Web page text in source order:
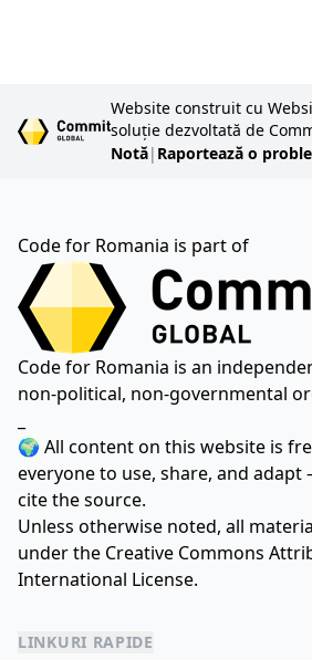
Website construit cu
soluție dezvoltată de
Notă| Raportează o
Code for Romania is part of
Code for Romania is an
non-political, non-governmental
🌍 All content on this website is
everyone to use, share, and
cite the source.
Unless otherwise noted, all
under the Creative Commons
International License.
LINKURI RAPIDE